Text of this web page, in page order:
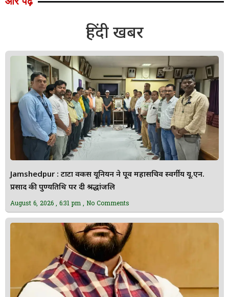
हिंदी खबर
Jamshedpur : टाटा वर्कर्स यूनियन ने पूर्व महासचिव स्वर्गीय यू.एन.
प्रसाद की पुण्यतिथि पर दी श्रद्धांजलि
August 6, 2026 6:31 pm No Comments